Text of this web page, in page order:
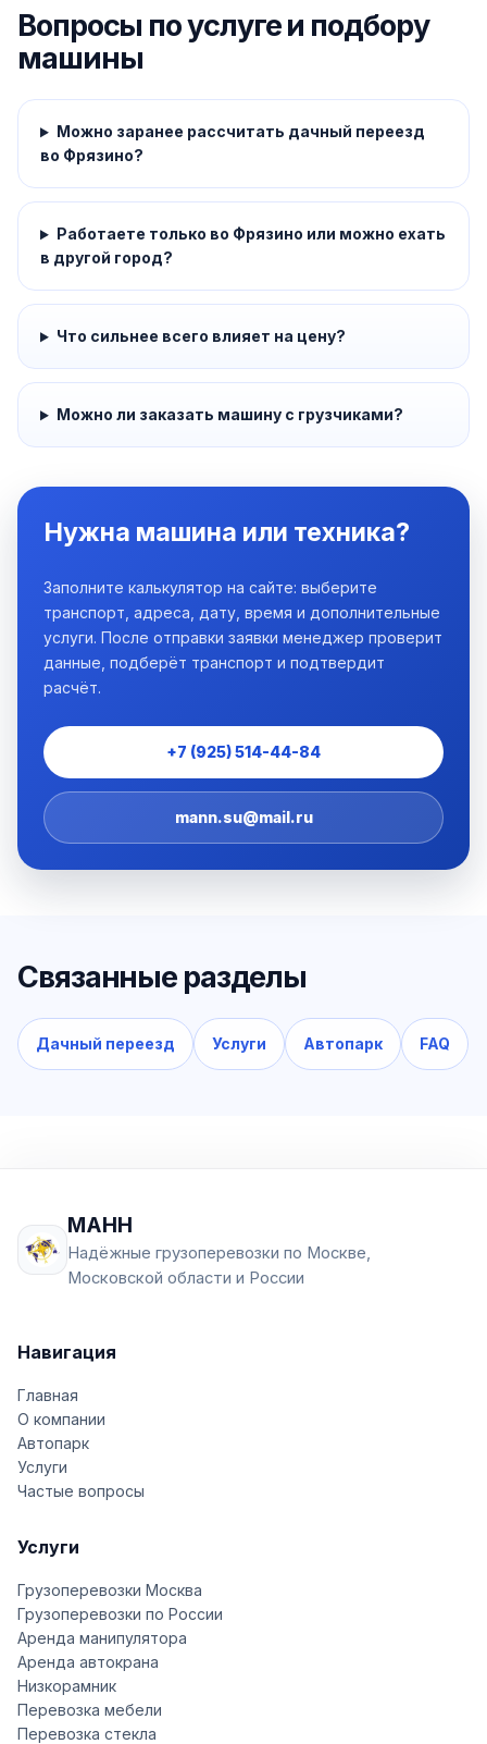
Вопросы по услуге и подбору
машины
Можно заранее рассчитать дачный переезд
во Фрязино?
Работаете только во Фрязино или можно ехать
в другой город?
Что сильнее всего влияет на цену?
Можно ли заказать машину с грузчиками?
Нужна машина или техника?
Заполните калькулятор на сайте: выберите
транспорт, адреса, дату, время и дополнительные
услуги. После отправки заявки менеджер проверит
данные, подберёт транспорт и подтвердит
расчёт.
+7 (925) 514-44-84
mann.su@mail.ru
Связанные разделы
Дачный переезд Услуги Автопарк FAQ
МАНН
Надёжные грузоперевозки по Москве,
Московской области и России
Навигация
Главная
О компании
Автопарк
Услуги
Частые вопросы
Услуги
Грузоперевозки Москва
Грузоперевозки по России
Аренда манипулятора
Аренда автокрана
Низкорамник
Перевозка мебели
Перевозка стекла